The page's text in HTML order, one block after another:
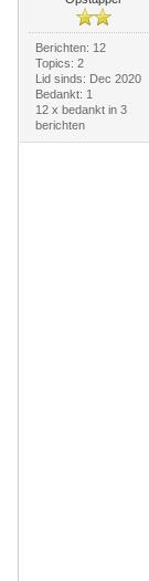
Berichten: 12
Topics: 2
Lid sinds: Dec 2020
Bedankt: 1
12 x bedankt in 3
berichten